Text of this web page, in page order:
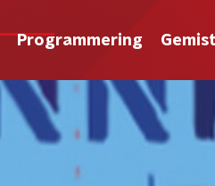
Programmering